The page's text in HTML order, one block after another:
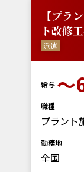
【プラ
ト改修
派遣
給与 ～
職種
プラント
勤務地
全国